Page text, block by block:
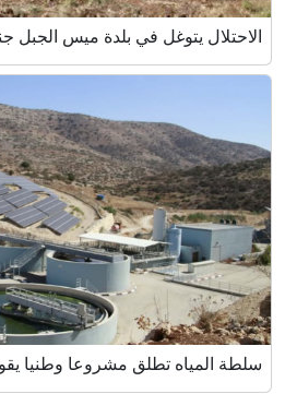
الاحتلال يتوغل في بلدة ميس الجبل
سلطة المياه تطلق مشروعا وطنيا